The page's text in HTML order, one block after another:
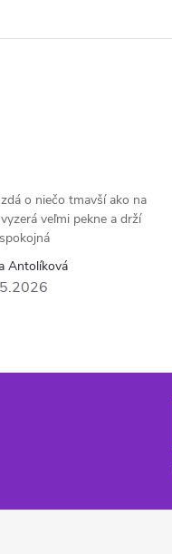
Antolíková
o niečo tmavší ako na
veľmi pekne a drží